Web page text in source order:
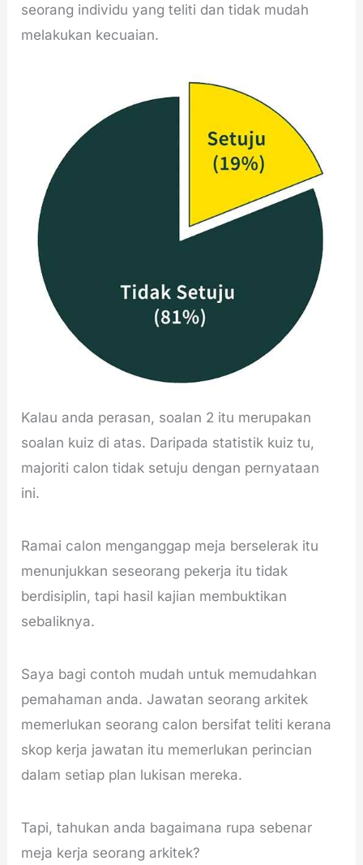
seorang individu yang teliti dan tidak mudah
melakukan kecuaian.
Kalau anda perasan, soalan 2 itu merupakan
soalan kuiz di atas. Daripada statistik kuiz tu,
majoriti calon tidak setuju dengan pernyataan
ini.
Ramai calon menganggap meja berselerak itu
menunjukkan seseorang pekerja itu tidak
berdisiplin, tapi hasil kajian membuktikan
sebaliknya.
Saya bagi contoh mudah untuk memudahkan
pemahaman anda. Jawatan seorang arkitek
memerlukan seorang calon bersifat teliti kerana
skop kerja jawatan itu memerlukan perincian
dalam setiap plan lukisan mereka.
Tapi, tahukan anda bagaimana rupa sebenar
meja kerja seorang arkitek?